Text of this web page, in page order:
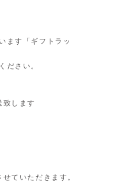
ます「ギフトラッ
ださい。
します
ていただきます。